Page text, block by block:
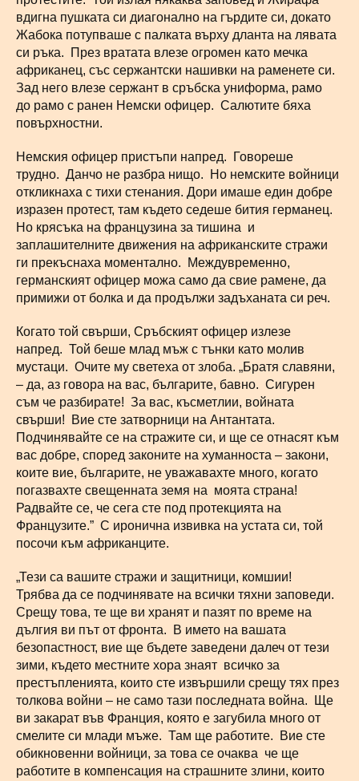
вдигна пушката си диагонално на гърдите си, докато
Жабока потупваше с палката върху дланта на лявата
си ръка. През вратата влезе огромен като мечка
африканец, със сержантски нашивки на раменете си.
Зад него влезе сержант в сръбска униформа, рамо
до рамо с ранен Немски офицер. Салютите бяха
повърхностни.
Немския офицер пристъпи напред. Говореше
трудно. Данчо не разбра нищо. Но немските войници
откликнаха с тихи стенания. Дори имаше един добре
изразен протест, там където седеше бития германец.
Но крясъка на французина за тишина и
заплашителните движения на африканските стражи
ги прекъснаха моментално. Междувременно,
германският офицер можа само да свие рамене, да
примижи от болка и да продължи задъханата си реч.
Когато той свърши, Сръбският офицер излезе
напред. Той беше млад мъж с тънки като молив
мустаци. Очите му светеха от злоба. „Братя славяни,
– да, аз говора на вас, българите, бавно. Сигурен
съм че разбирате! За вас, късметлии, войната
свърши! Вие сте затворници на Антантата.
Подчинявайте се на стражите си, и ще се отнасят към
вас добре, според законите на хуманноста – закони,
коите вие, българите, не уважавахте много, когато
погазвахте свещенната земя на моята страна!
Радвайте се, че сега сте под протекцията на
Французите.” С иронична извивка на устата си, той
посочи към африканците.
„Тези са вашите стражи и защитници, комшии!
Трябва да се подчинявате на всички тяхни заповеди.
Срещу това, те ще ви хранят и пазят по време на
дългия ви път от фронта. В името на вашата
безопастност, вие ще бъдете заведени далеч от тези
зими, където местните хора знаят всичко за
престъпленията, които сте извършили срещу тях през
толкова войни – не само тази последната война. Ще
ви закарат във Франция, която е загубила много от
смелите си млади мъже. Там ще работите. Вие сте
обикновенни войници, за това се очаква че ще
работите в компенсация на страшните злини, които